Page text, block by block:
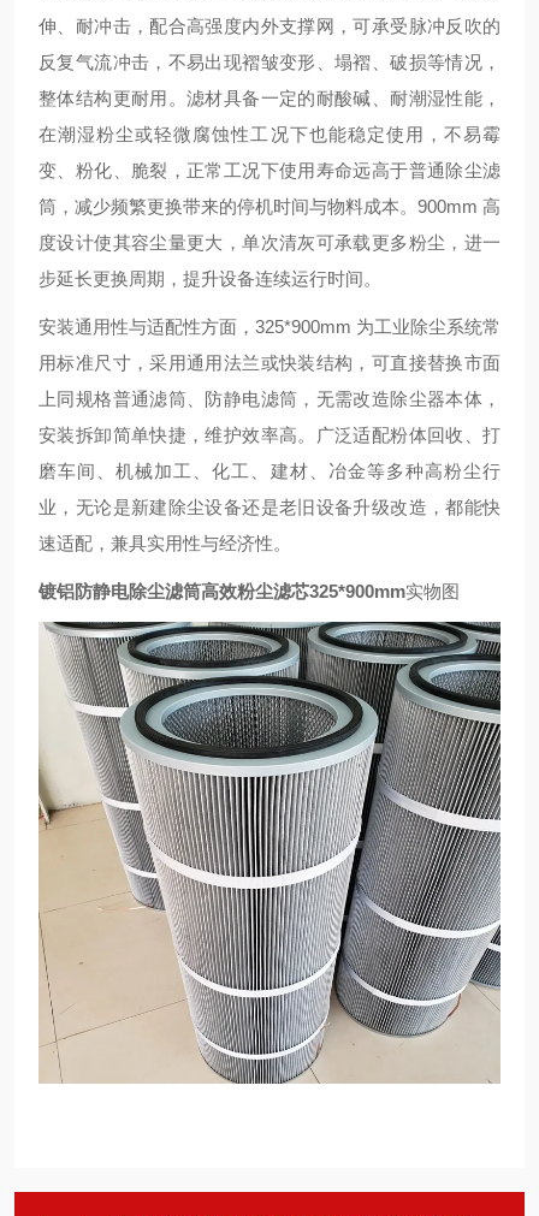
伸、耐冲击，配合高强度内外支撑网，可承受脉冲反吹的
反复气流冲击，不易出现褶皱变形、塌褶、破损等情况，
整体结构更耐用。滤材具备一定的耐酸碱、耐潮湿性能，
在潮湿粉尘或轻微腐蚀性工况下也能稳定使用，不易霉
变、粉化、脆裂，正常工况下使用寿命远高于普通除尘滤
筒，减少频繁更换带来的停机时间与物料成本。900mm 高
度设计使其容尘量更大，单次清灰可承载更多粉尘，进一
步延长更换周期，提升设备连续运行时间。
安装通用性与适配性方面，325*900mm 为工业除尘系统常
用标准尺寸，采用通用法兰或快装结构，可直接替换市面
上同规格普通滤筒、防静电滤筒，无需改造除尘器本体，
安装拆卸简单快捷，维护效率高。广泛适配粉体回收、打
磨车间、机械加工、化工、建材、冶金等多种高粉尘行
业，无论是新建除尘设备还是老旧设备升级改造，都能快
速适配，兼具实用性与经济性。
镀铝防静电除尘滤筒高效粉尘滤芯325*900mm实物图